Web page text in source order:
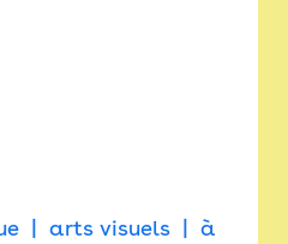
arts visuels
à